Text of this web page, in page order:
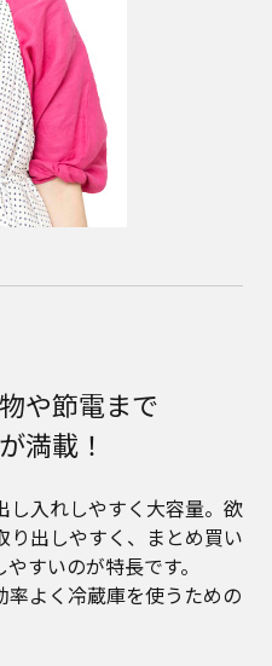
や節電まで
満載！
し入れしやすく大容量。欲
り出しやすく、まとめ買い
すいのが特長です。
率よく冷蔵庫を使うための